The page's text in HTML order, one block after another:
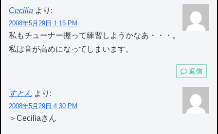
Cecilia より:
2008年5月29日 1:15 PM
私もチューナー握って練習しようかなあ・・・。
私は音が高めになってしまいます。
返信
すとん より:
2008年5月29日 4:30 PM
＞Ceciliaさん